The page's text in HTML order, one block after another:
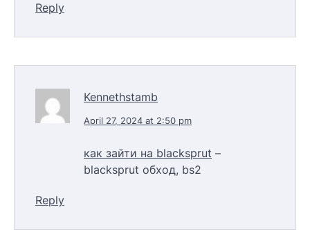
Reply
Kennethstamb
April 27, 2024 at 2:50 pm
как зайти на blacksprut –
blacksprut обход, bs2
Reply